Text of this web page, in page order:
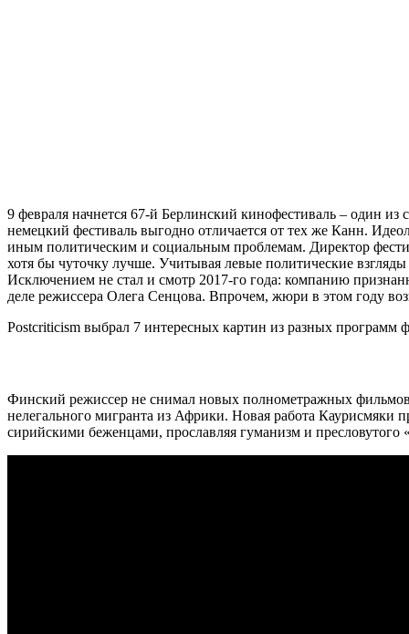
9 февраля начнется 67-й Берлинский кинофестиваль – один
немецкий фестиваль выгодно отличается от тех же Канн.
иным политическим и социальным проблемам. Директор
хотя бы чуточку лучше. Учитывая левые политические
Исключением не стал и смотр 2017-го года: компанию
деле режиссера Олега Сенцова. Впрочем, жюри в этом году
Postcriticism выбрал 7 интересных картин из разных программ
Финский режиссер не снимал новых полнометражных
нелегального мигранта из Африки. Новая работа
сирийскими беженцами, прославляя гуманизм и пресловутого